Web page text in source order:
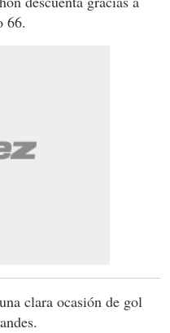
66.
clara ocasión de gol